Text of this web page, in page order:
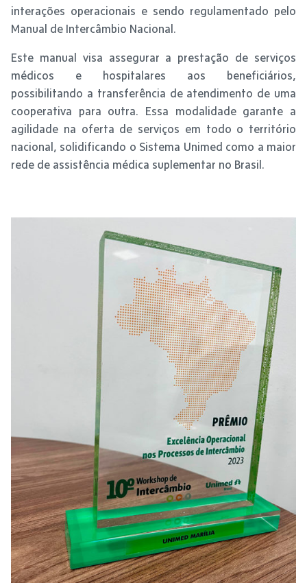
interações operacionais e sendo regulamentado pelo
Manual de Intercâmbio Nacional.
Este manual visa assegurar a prestação de serviços
médicos e hospitalares aos beneficiários,
possibilitando a transferência de atendimento de uma
cooperativa para outra. Essa modalidade garante a
agilidade na oferta de serviços em todo o território
nacional, solidificando o Sistema Unimed como a maior
rede de assistência médica suplementar no Brasil.